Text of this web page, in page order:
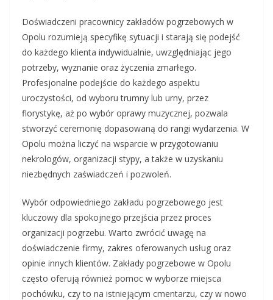
Doświadczeni pracownicy zakładów pogrzebowych w
Opolu rozumieją specyfikę sytuacji i starają się podejść
do każdego klienta indywidualnie, uwzględniając jego
potrzeby, wyznanie oraz życzenia zmarłego.
Profesjonalne podejście do każdego aspektu
uroczystości, od wyboru trumny lub urny, przez
florystykę, aż po wybór oprawy muzycznej, pozwala
stworzyć ceremonię dopasowaną do rangi wydarzenia. W
Opolu można liczyć na wsparcie w przygotowaniu
nekrologów, organizacji stypy, a także w uzyskaniu
niezbędnych zaświadczeń i pozwoleń.
Wybór odpowiedniego zakładu pogrzebowego jest
kluczowy dla spokojnego przejścia przez proces
organizacji pogrzebu. Warto zwrócić uwagę na
doświadczenie firmy, zakres oferowanych usług oraz
opinie innych klientów. Zakłady pogrzebowe w Opolu
często oferują również pomoc w wyborze miejsca
pochówku, czy to na istniejącym cmentarzu, czy w nowo